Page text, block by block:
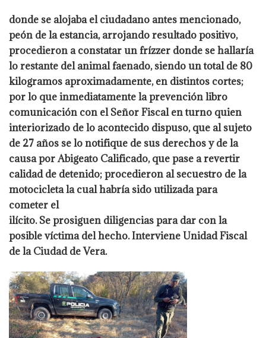
donde se alojaba el ciudadano antes mencionado,
peón de la estancia, arrojando resultadopositivo,
procedieron a constatar un frízzer donde se hallaría
lo restante del animalfaenado, siendo un total de 80
kilogramos aproximadamente, en distintos cortes;
por lo que inmediatamente la prevención libro
comunicación con el Señor Fiscal en turno quien
interiorizado de lo acontecido dispuso, que al sujeto
de 27 años se lo notifique de sus derechos y de la
causa por Abigeato Calificado, que pase a revertir
calidad de detenido;procedieron al secuestro de la
motocicleta la cual habría sido utilizada para
cometer el
ilícito. Se prosiguen diligencias para dar con la
posible víctima del hecho. IntervieneUnidad Fiscal
de la Ciudad de Vera.